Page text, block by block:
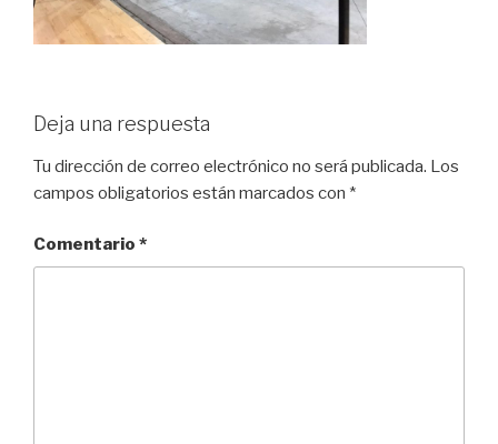
Deja una respuesta
Tu dirección de correo electrónico no será publicada. Los
campos obligatorios están marcados con *
Comentario *